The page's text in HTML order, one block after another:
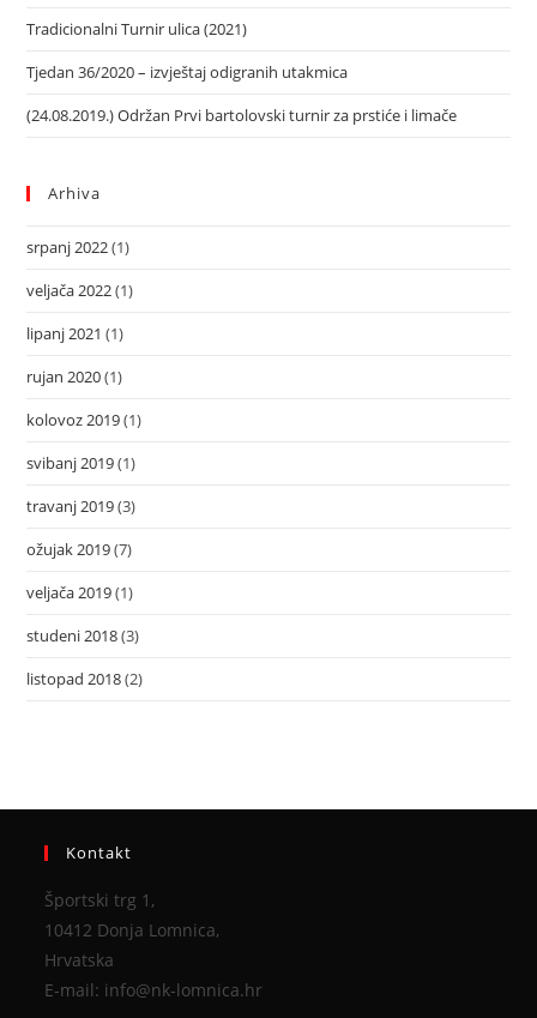
Tradicionalni Turnir ulica (2021)
Tjedan 36/2020 – izvještaj odigranih utakmica
(24.08.2019.) Održan Prvi bartolovski turnir za prstiće i limače
Arhiva
srpanj 2022(1)
veljača 2022(1)
lipanj 2021 (1)
rujan 2020(1)
kolovoz 2019(1)
svibanj 2019(1)
travanj 2019(3)
ožujak 2019(7)
veljača 2019(1)
studeni 2018(3)
listopad 2018(2)
Kontakt
Športski trg 1,
10412 Donja Lomnica,
Hrvatska
E-mail: info@nk-lomnica.hr